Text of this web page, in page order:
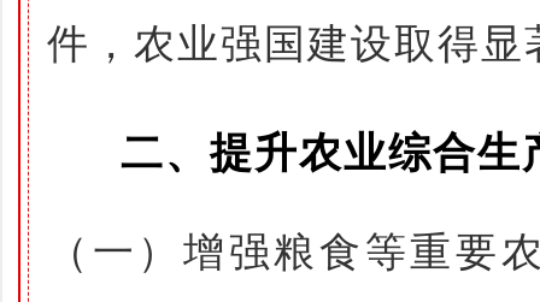
件，农业强国建设取得显
二、提升农业综合生
（一）增强粮食等重要